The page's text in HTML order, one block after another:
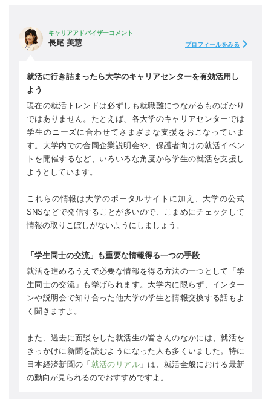
キャリアアドバイザーコメント
長尾 美慧 プロフィールをみる
就活に行き詰まったら大学のキャリアセンターを有効活用し
よう
現在の就活トレンドは必ずしも就職難につながるものばかり
ではありません。たとえば、各大学のキャリアセンターでは
学生のニーズに合わせてさまざまな支援をおこなっていま
す。大学内での合同企業説明会や、保護者向けの就活イベン
トを開催するなど、いろいろな角度から学生の就活を支援し
ようとしています。
これらの情報は大学のポータルサイトに加え、大学の公式
SNSなどで発信することが多いので、こまめにチェックして
情報の取りこぼしがないようにしましょう。
「学生同士の交流」も重要な情報得る一つの手段
就活を進めるうえで必要な情報を得る方法の一つとして「学
生同士の交流」も挙げられます。大学内に限らず、インター
ンや説明会で知り合った他大学の学生と情報交換する話もよ
く聞きますよ。
また、過去に面談をした就活生の皆さんのなかには、就活を
きっかけに新聞を読むようになった人も多くいました。特に
日本経済新聞の「 就活のリアル」は、就活全般における最新
の動向が見られるのでおすすめですよ。